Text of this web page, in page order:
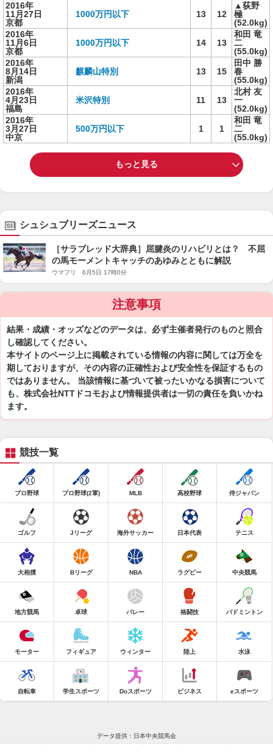
2016年
11月27日
京都
1000万円以下 13 12
▲荻野
極
(52.0kg)
2016年
11月6日
京都
1000万円以下 14 13
和田 竜
二
(55.0kg)
2016年
8月14日
新潟
麒麟山特別 13 15
田中 勝
春
(55.0kg)
2016年
4月23日
福島
米沢特別 11 13
北村 友
一
(52.0kg)
2016年
3月27日
中京
500万円以下 1 1
和田 竜
二
(55.0kg)
もっと見る
シュシュブリーズニュース
［サラブレッド大辞典］屈腱炎のリハビリとは？ 不屈
の馬モーメントキャッチのあゆみとともに解説
ウマフリ 6月5日 17時0分
注意事項
結果・成績・オッズなどのデータは、必ず主催者発行のものと照合
し確認してください。
本サイトのページ上に掲載されている情報の内容に関しては万全を
期しておりますが、その内容の正確性および安全性を保証するもの
ではありません。 当該情報に基づいて被ったいかなる損害について
も、株式会社NTTドコモおよび情報提供者は一切の責任を負いかね
ます。
競技一覧
プロ野球 プロ野球(2軍) MLB 高校野球 侍ジャパン
ゴルフ Jリーグ 海外サッカー 日本代表 テニス
大相撲 Bリーグ NBA ラグビー 中央競馬
地方競馬 卓球 バレー 格闘技 バドミントン
モーター フィギュア ウィンター 陸上 水泳
自転車 学生スポーツ Doスポーツ ビジネス eスポーツ
データ提供：日本中央競馬会